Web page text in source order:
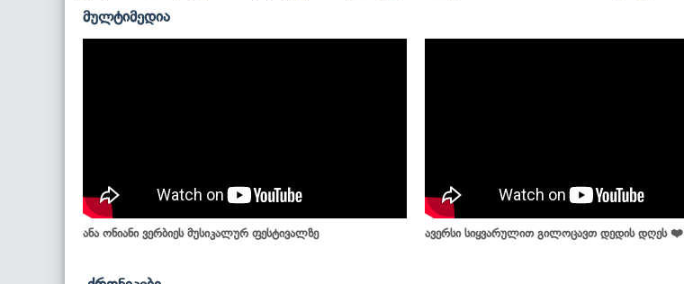
მულტიმედია
ანა ონიანი ვერბიეს მუსიკალურ ფესტივალზე ავერსი სიყვარულით გილოცავთ დედის დღეს ❤️